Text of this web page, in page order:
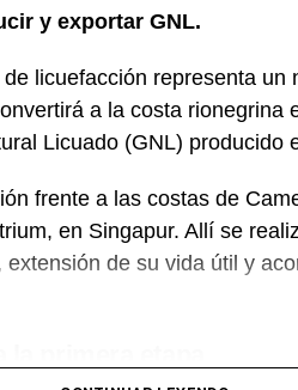
y exportar GNL.
licuefacción representa un
a la costa rionegrina
Licuado (GNL) producido
frente a las costas de
en Singapur. Allí se
de su vida útil y